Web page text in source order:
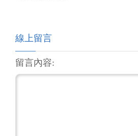
線上留言
留言內容: